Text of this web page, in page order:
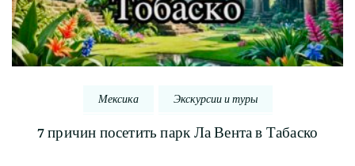
Мексика Экскурсии и туры
7 причин посетить парк Ла Вента в Табаско